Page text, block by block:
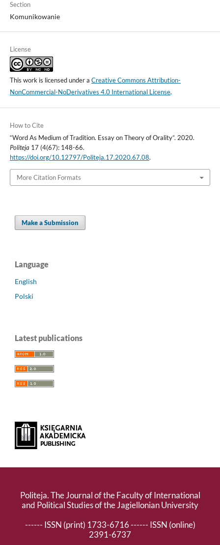
Section
Komunikowanie
License
This work is licensed under a Creative Commons Attribution-
NonCommercial-NoDerivatives 4.0 International License.
How to Cite
“Word As Medium of Tradition. Essay on Theory of Orality”. 2020.
Politeja 17 (4(67): 148-66.
https://doi.org/10.12797/Politeja.17.2020.67.08.
More Citation Formats
Make a Submission
Language
English
Polski
Latest publications
Politeja. The Journal of the Faculty of International
and Political Studies of the Jagiellonian University
------ ISSN (print) 1733-6716 ------ ISSN (online)
2391-6737